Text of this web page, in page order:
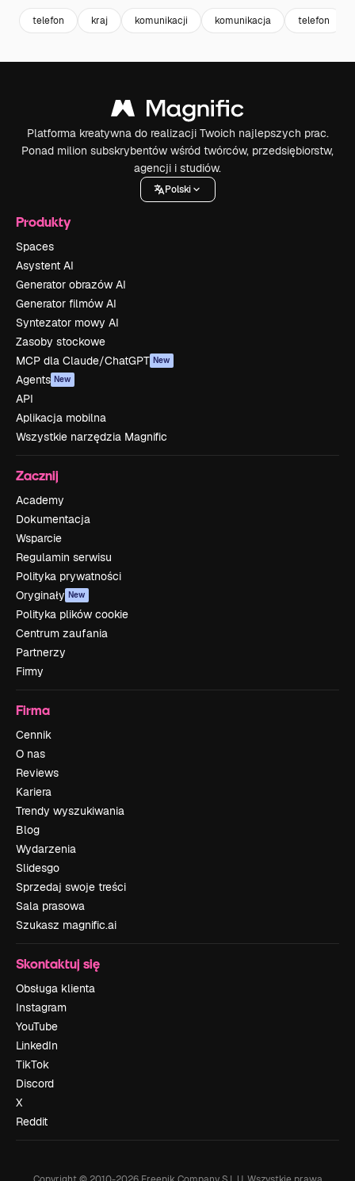
telefon kraj komunikacji komunikacja telefon
Platforma kreatywna do realizacji Twoich najlepszych prac.
Ponad milion subskrybentów wśród twórców, przedsiębiorstw,
agencji i studiów.
Polski
Produkty
Spaces
Asystent AI
Generator obrazów AI
Generator filmów AI
Syntezator mowy AI
Zasoby stockowe
MCP dla Claude/ChatGPT New
Agents New
API
Aplikacja mobilna
Wszystkie narzędzia Magnific
Zacznij
Academy
Dokumentacja
Wsparcie
Regulamin serwisu
Polityka prywatności
Oryginały New
Polityka plików cookie
Centrum zaufania
Partnerzy
Firmy
Firma
Cennik
O nas
Reviews
Kariera
Trendy wyszukiwania
Blog
Wydarzenia
Slidesgo
Sprzedaj swoje treści
Sala prasowa
Szukasz magnific.ai
Skontaktuj się
Obsługa klienta
Instagram
YouTube
LinkedIn
TikTok
Discord
X
Reddit